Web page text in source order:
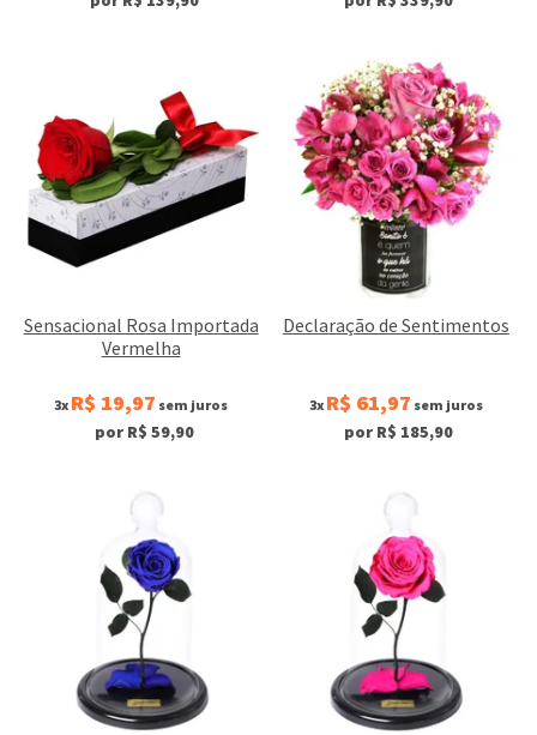
Sensacional Rosa Importada
Vermelha
3x R$ 19,97 sem juros
por R$ 59,90
Declaração de Sentimentos
3x R$ 61,97 sem juros
por R$ 185,90